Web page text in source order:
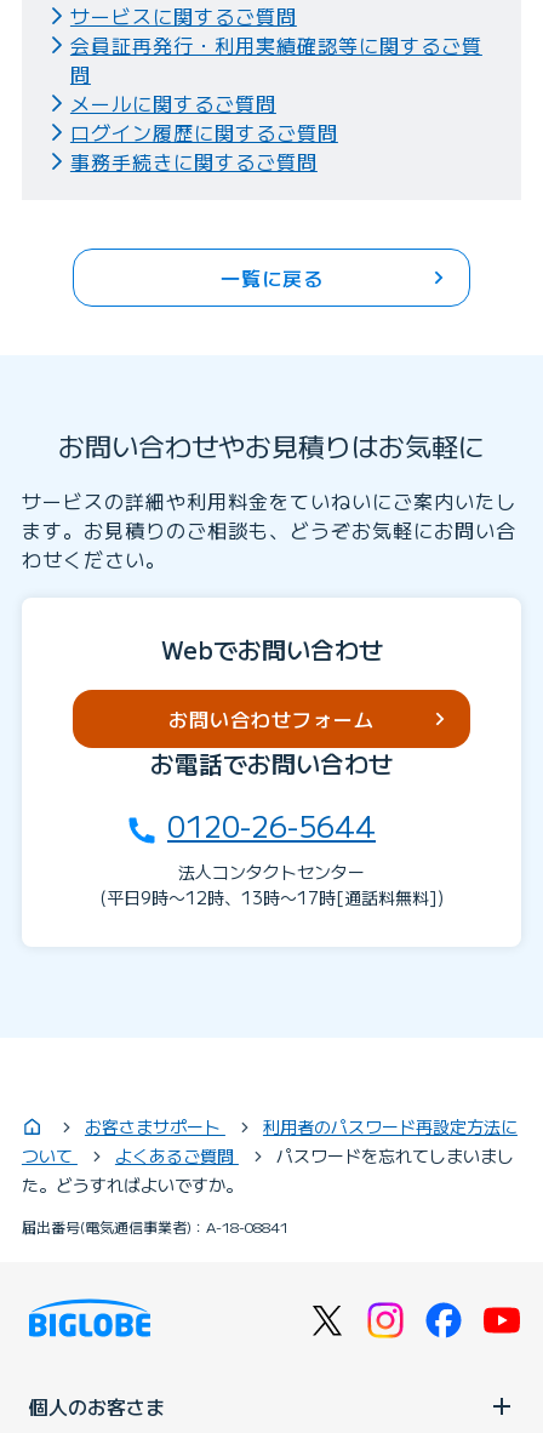
サービスに関するご質問
会員証再発行・利用実績確認等に関するご質
問
メールに関するご質問
ログイン履歴に関するご質問
事務手続きに関するご質問
一覧に戻る
お問い合わせやお見積りはお気軽に
サービスの詳細や利用料金をていねいにご案内いたし
ます。お見積りのご相談も、どうぞお気軽にお問い合
わせください。
Webでお問い合わせ
お問い合わせフォーム
お電話でお問い合わせ
0120-26-5644
法人コンタクトセンター
(平日9時〜12時、13時〜17時[通話料無料])
お客さまサポート
利用者のパスワード再設定方法に
ついて
よくあるご質問
パスワードを忘れてしまいまし
た。どうすればよいですか。
届出番号(電気通信事業者)：A-18-08841
個人のお客さま